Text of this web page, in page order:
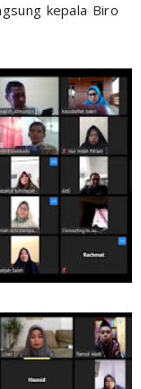
kepala Biro